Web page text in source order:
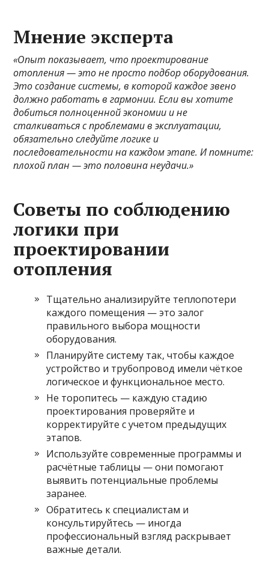
Мнение эксперта
«Опыт показывает, что проектирование
отопления — это не просто подбор оборудования.
Это создание системы, в которой каждое звено
должно работать в гармонии. Если вы хотите
добиться полноценной экономии и не
сталкиваться с проблемами в эксплуатации,
обязательно следуйте логике и
последовательности на каждом этапе. И помните:
плохой план — это половина неудачи.»
Советы по соблюдению
логики при
проектировании
отопления
Тщательно анализируйте теплопотери
каждого помещения — это залог
правильного выбора мощности
оборудования.
Планируйте систему так, чтобы каждое
устройство и трубопровод имели чёткое
логическое и функциональное место.
Не торопитесь — каждую стадию
проектирования проверяйте и
корректируйте с учетом предыдущих
этапов.
Используйте современные программы и
расчётные таблицы — они помогают
выявить потенциальные проблемы
заранее.
Обратитесь к специалистам и
консультируйтесь — иногда
профессиональный взгляд раскрывает
важные детали.